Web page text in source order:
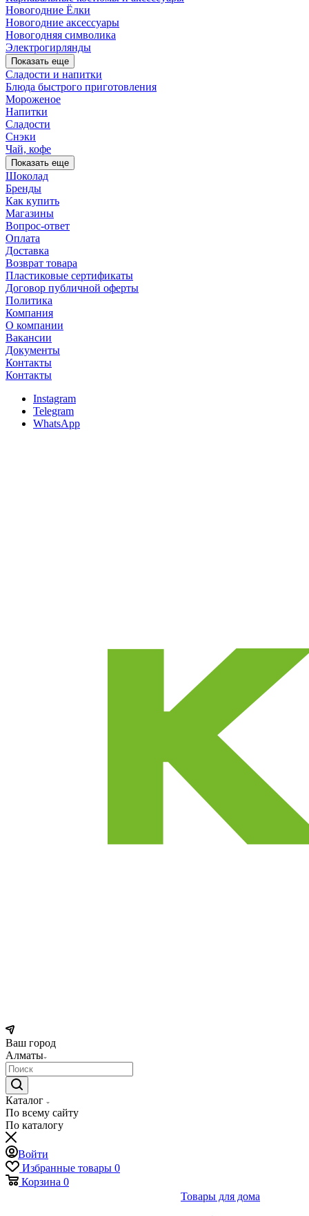
Новогодние Ёлки
Новогодние аксессуары
Новогодняя символика
Электрогирлянды
Показать еще
Сладости и напитки
Блюда быстрого приготовления
Мороженое
Напитки
Сладости
Снэки
Чай, кофе
Показать еще
Шоколад
Бренды
Как купить
Магазины
Вопрос-ответ
Оплата
Доставка
Возврат товара
Пластиковые сертификаты
Договор публичной оферты
Политика
Компания
О компании
Вакансии
Документы
Контакты
Контакты
Instagram
Telegram
WhatsApp
Ваш город
Алматы
Каталог
По всему сайту
По каталогу
Войти
Избранные товары 0
Корзина 0
Товары для дома